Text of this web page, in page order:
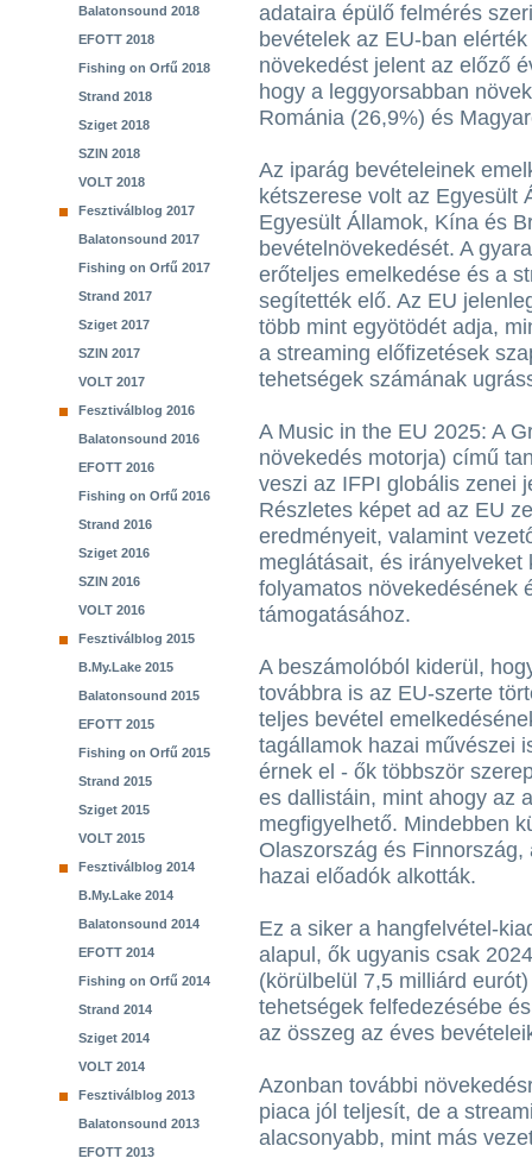
Balatonsound 2018
EFOTT 2018
Fishing on Orfű 2018
Strand 2018
Sziget 2018
SZIN 2018
VOLT 2018
Fesztiválblog 2017
Balatonsound 2017
Fishing on Orfű 2017
Strand 2017
Sziget 2017
SZIN 2017
VOLT 2017
Fesztiválblog 2016
Balatonsound 2016
EFOTT 2016
Fishing on Orfű 2016
Strand 2016
Sziget 2016
SZIN 2016
VOLT 2016
Fesztiválblog 2015
B.My.Lake 2015
Balatonsound 2015
EFOTT 2015
Fishing on Orfű 2015
Strand 2015
Sziget 2015
VOLT 2015
Fesztiválblog 2014
B.My.Lake 2014
Balatonsound 2014
EFOTT 2014
Fishing on Orfű 2014
Strand 2014
Sziget 2014
VOLT 2014
Fesztiválblog 2013
Balatonsound 2013
EFOTT 2013
adataira épülő felmérés
bevételek az EU-ban
növekedést jelent az előző
hogy a leggyorsabban
Románia (26,9%) és
Az iparág bevételeinek
kétszerese volt az Egyesült
Egyesült Államok, Kína és
bevételnövekedését. A
erőteljes emelkedése és a
segítették elő. Az EU
több mint egyötödét adja,
a streaming előfizetések
tehetségek számának
A Music in the EU 2025: A
növekedés motorja) című
veszi az IFPI globális zenei
Részletes képet ad az EU
eredményeit, valamint
meglátásait, és
folyamatos növekedésének
támogatásához.
A beszámolóból kiderül,
továbbra is az EU-szerte
teljes bevétel
tagállamok hazai művészei
érnek el - ők többször
es dallistáin, mint ahogy az
megfigyelhető. Mindebben
Olaszország és
hazai előadók alkották.
Ez a siker a hangfelvétel-
alapul, ők ugyanis csak
(körülbelül 7,5 milliárd
tehetségek felfedezésébe
az összeg az éves
Azonban további
piaca jól teljesít, de a
alacsonyabb, mint más